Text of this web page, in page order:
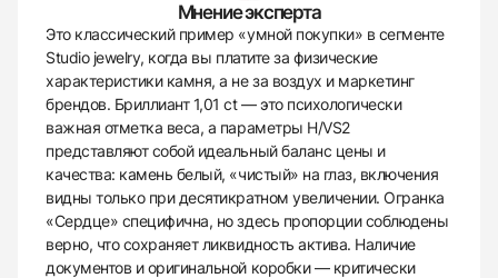
Мнение эксперта
Это классический пример «умной покупки» в сегменте
Studio jewelry, когда вы платите за физические
характеристики камня, а не за воздух и маркетинг
брендов. Бриллиант 1,01 ct — это психологически
важная отметка веса, а параметры H/VS2
представляют собой идеальный баланс цены и
качества: камень белый, «чистый» на глаз, включения
видны только при десятикратном увеличении. Огранка
«Сердце» специфична, но здесь пропорции соблюдены
верно, что сохраняет ликвидность актива. Наличие
документов и оригинальной коробки — критически